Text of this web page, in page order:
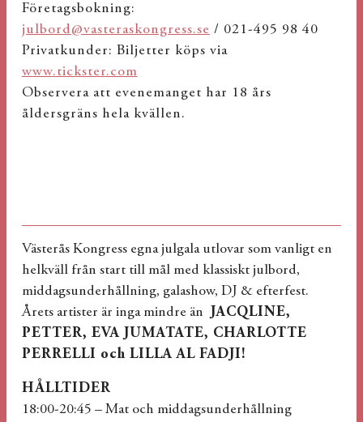
Företagsbokning:
julbord@vasteraskongress.se / 021-495 98 40
Privatkunder: Biljetter köps via
www.tickster.com
Observera att evenemanget har 18 års
åldersgräns hela kvällen.
Västerås Kongress egna julgala utlovar som vanligt en
helkväll från start till mål med klassiskt julbord,
middagsunderhållning, galashow, DJ & efterfest.
Årets artister är inga mindre än
JACQLINE,
PETTER, EVA JUMATATE, CHARLOTTE
PERRELLI och LILLA AL FADJI!
HÅLLTIDER
18:00-20:45 – Mat och middagsunderhållning